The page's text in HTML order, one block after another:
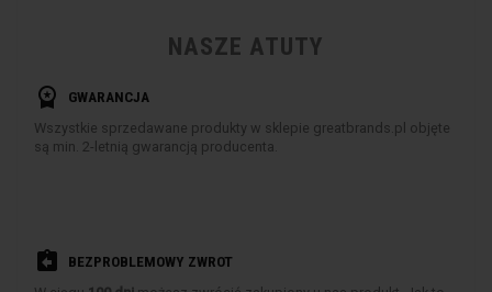
NASZE ATUTY
workspace_premium GWARANCJA
Wszystkie sprzedawane produkty w sklepie greatbrands.pl objęte
są min. 2-letnią gwarancją producenta.
assignment_return BEZPROBLEMOWY ZWROT